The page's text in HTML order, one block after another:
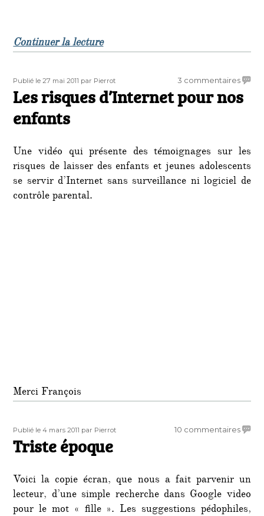
Continuer la lecturede « Scandale : Jack Lang accusé
Publié
le
Publié le 27 mai 2011 Auteur
par Pierrot 3 commentairessur
Les
Les risques d’Internet pour nos
enfants
Une vidéo qui présente des témoignages sur les
risques de laisser des enfants et jeunes adolescents
se servir d’Internet sans surveillance ni logiciel de
contrôle parental.
Merci François
Publié
le
Publié le 4 mars 2011 Auteur
par Pierrot 10 commentairessur
Triste époque
Voici la copie écran, que nous a fait parvenir un
lecteur, d’une simple recherche dans Google video
pour le mot « fille ». Les suggestions pédophiles,